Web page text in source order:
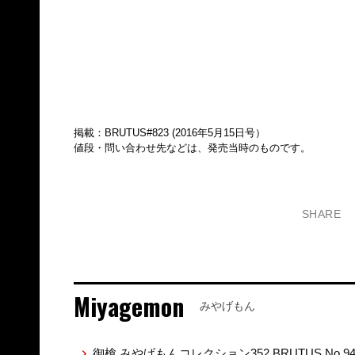
掲載：BRUTUS#823 (2016年5月15日号）
値段・問い合わせ先などは、発売当時のものです。
SHARE
Miyagemon みやげもん